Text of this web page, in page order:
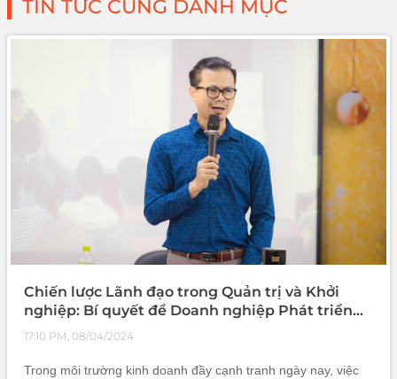
TIN TỨC CÙNG DANH MỤC
Chiến lược Lãnh đạo trong Quản trị và Khởi
nghiệp: Bí quyết để Doanh nghiệp Phát triển
Vững mạnh
17:10 PM, 08/04/2024
Trong môi trường kinh doanh đầy cạnh tranh ngày nay, việc